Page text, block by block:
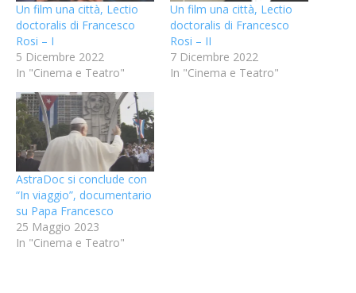
Un film una città, Lectio
doctoralis di Francesco
Rosi – I
5 Dicembre 2022
In "Cinema e Teatro"
Un film una città, Lectio
doctoralis di Francesco
Rosi – II
7 Dicembre 2022
In "Cinema e Teatro"
AstraDoc si conclude con
“In viaggio”, documentario
su Papa Francesco
25 Maggio 2023
In "Cinema e Teatro"